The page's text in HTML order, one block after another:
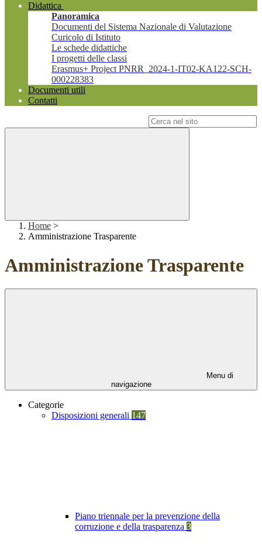
Didattica
Panoramica
Documenti del Sistema Nazionale di Valutazione
Curicolo di Istituto
Le schede didattiche
I progetti delle classi
Erasmus+ Project PNRR_2024-1-IT02-KA122-SCH-
000228383
Documenti utili
Contatti
Home >
Amministrazione Trasparente
Amministrazione Trasparente
Menu di
navigazione
Categorie
Disposizioni generali 147
Piano triennale per la prevenzione della
corruzione e della trasparenza 3